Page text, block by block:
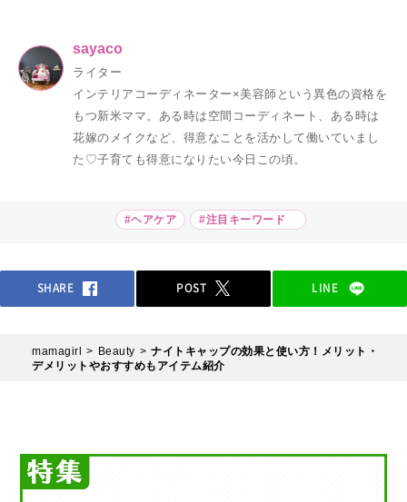
sayaco
ライター
インテリアコーディネーター×美容師という異色の資格を
もつ新米ママ。ある時は空間コーディネート、ある時は
花嫁のメイクなど、得意なことを活かして働いていまし
た♡子育ても得意になりたい今日この頃。
#ヘアケア #注目キーワード
SHARE POST LINE
mamagirl Beauty
ナイトキャップの効果と使い方！メリット・
デメリットやおすすめもアイテム紹介